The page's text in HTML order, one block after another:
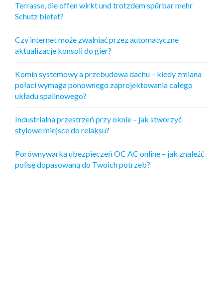
Terrasse, die offen wirkt und trotzdem spürbar mehr
Schutz bietet?
Czy internet może zwalniać przez automatyczne
aktualizacje konsoli do gier?
Komin systemowy a przebudowa dachu – kiedy zmiana
połaci wymaga ponownego zaprojektowania całego
układu spalinowego?
Industrialna przestrzeń przy oknie – jak stworzyć
stylowe miejsce do relaksu?
Porównywarka ubezpieczeń OC AC online – jak znaleźć
polisę dopasowaną do Twoich potrzeb?